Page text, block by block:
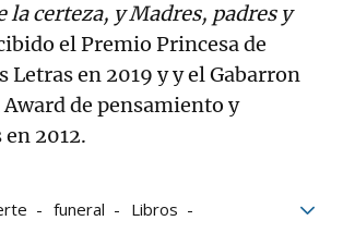
la certeza, y Madres, padres y
el Premio Princesa de
Letras en 2019 y y el Gabarron
de pensamiento y
2012.
funeral
Libros